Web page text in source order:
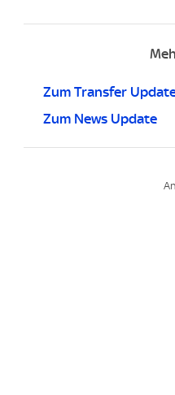
Zum Transfer
Zum News Update